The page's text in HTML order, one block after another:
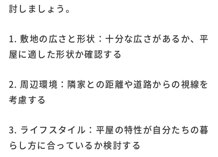
討しましょう。
1. 敷地の広さと形状：十分な広さがあるか、平
屋に適した形状か確認する
2. 周辺環境：隣家との距離や道路からの視線を
考慮する
3. ライフスタイル：平屋の特性が自分たちの暮
らし方に合っているか検討する